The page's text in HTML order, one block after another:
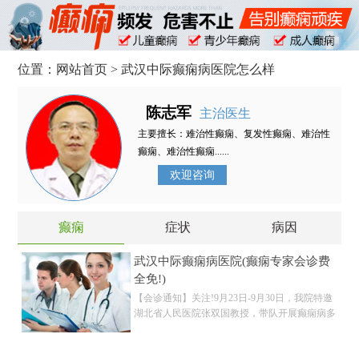
位置： 网站首页 > 武汉中际癫痫病医院怎么样
陈志军 主治医生
主要擅长：难治性癫痫、复发性癫痫、难治性
癫痫、难治性癫痫......
欢迎咨询
癫痫 症状 病因
武汉中际癫痫病医院(癫痫专家会诊费
全免!)
【会诊通知】关注!9月23日-9月30日，我院特邀
湖北省人民医院张双国教授，带队开展癫痫病多